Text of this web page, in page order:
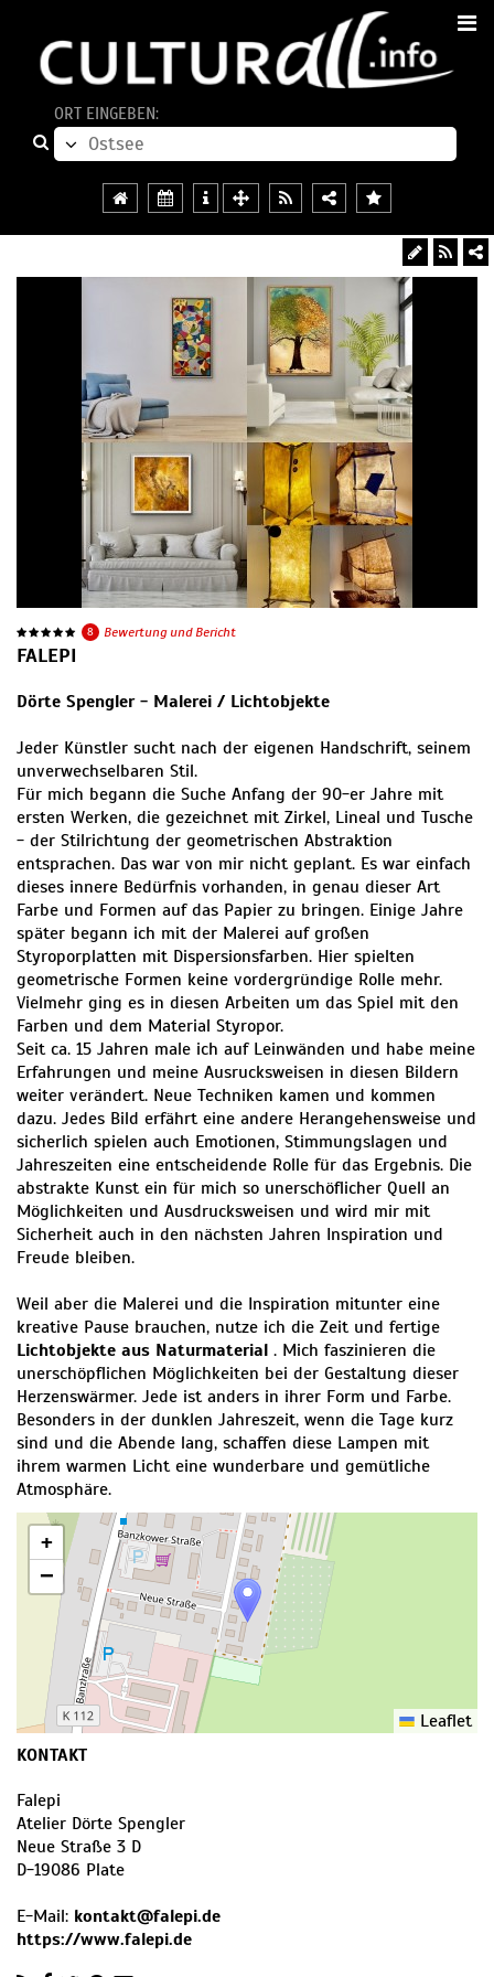
ORT EINGEBEN:
8 Bewertung und Bericht
FALEPI
Dörte Spengler - Malerei / Lichtobjekte
Jeder Künstler sucht nach der eigenen Handschrift, seinem
unverwechselbaren Stil.
Für mich begann die Suche Anfang der 90-er Jahre mit
ersten Werken, die gezeichnet mit Zirkel, Lineal und Tusche
- der Stilrichtung der geometrischen Abstraktion
entsprachen. Das war von mir nicht geplant. Es war einfach
dieses innere Bedürfnis vorhanden, in genau dieser Art
Farbe und Formen auf das Papier zu bringen. Einige Jahre
später begann ich mit der Malerei auf großen
Styroporplatten mit Dispersionsfarben. Hier spielten
geometrische Formen keine vordergründige Rolle mehr.
Vielmehr ging es in diesen Arbeiten um das Spiel mit den
Farben und dem Material Styropor.
Seit ca. 15 Jahren male ich auf Leinwänden und habe meine
Erfahrungen und meine Ausrucksweisen in diesen Bildern
weiter verändert. Neue Techniken kamen und kommen
dazu. Jedes Bild erfährt eine andere Herangehensweise und
sicherlich spielen auch Emotionen, Stimmungslagen und
Jahreszeiten eine entscheidende Rolle für das Ergebnis. Die
abstrakte Kunst ein für mich so unerschöflicher Quell an
Möglichkeiten und Ausdrucksweisen und wird mir mit
Sicherheit auch in den nächsten Jahren Inspiration und
Freude bleiben.
Weil aber die Malerei und die Inspiration mitunter eine
kreative Pause brauchen, nutze ich die Zeit und fertige
Lichtobjekte aus Naturmaterial . Mich faszinieren die
unerschöpflichen Möglichkeiten bei der Gestaltung dieser
Herzenswärmer. Jede ist anders in ihrer Form und Farbe.
Besonders in der dunklen Jahreszeit, wenn die Tage kurz
sind und die Abende lang, schaffen diese Lampen mit
ihrem warmen Licht eine wunderbare und gemütliche
Atmosphäre.
+
−
Leaflet
KONTAKT
Falepi
Atelier Dörte Spengler
Neue Straße 3 D
D-19086 Plate
E-Mail: kontakt@falepi.de
https://www.falepi.de